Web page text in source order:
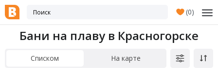
(0)
Бани на плаву в Красногорске
Списком На карте